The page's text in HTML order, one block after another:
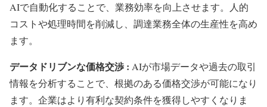
AIで自動化することで、業務効率を向上させます。人的
コストや処理時間を削減し、調達業務全体の生産性を高め
ます。
データドリブンな価格交渉 : AIが市場データや過去の取引
情報を分析することで、根拠のある価格交渉が可能になり
ます。企業はより有利な契約条件を獲得しやすくなりま